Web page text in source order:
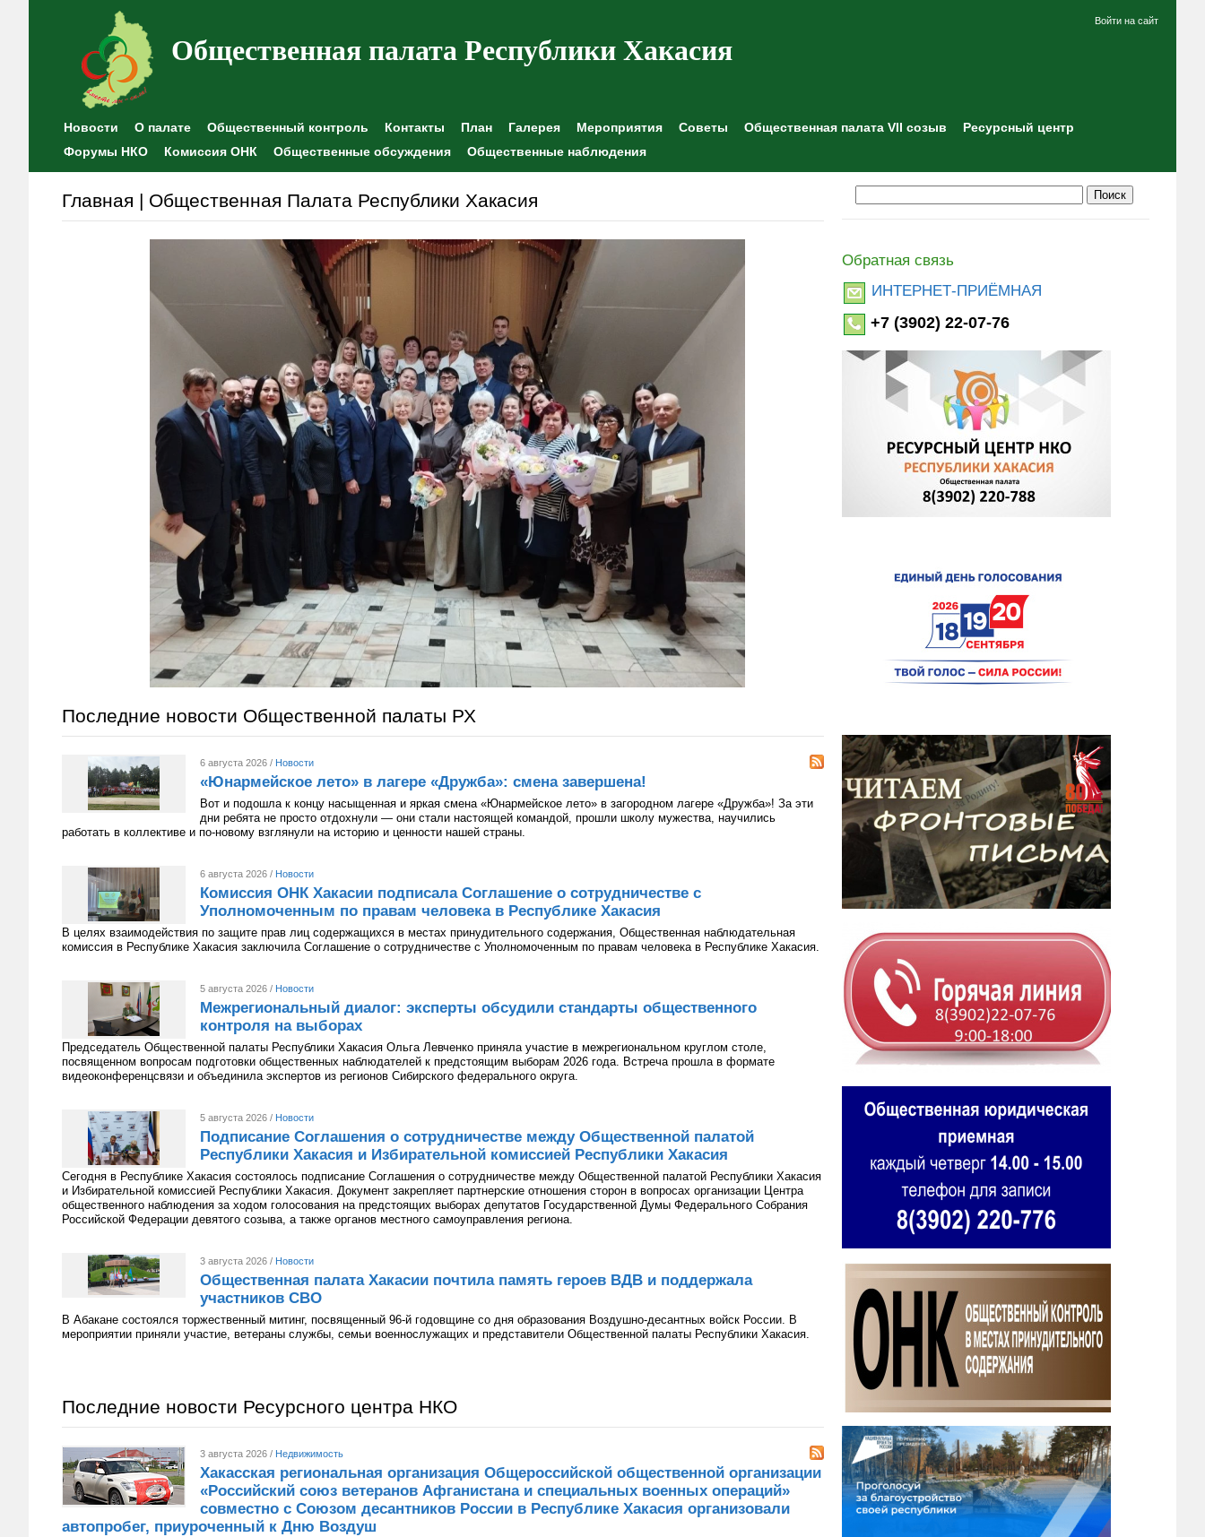
Общественная палата Республики Хакасия
Войти на сайт
Новости О палате Общественный контроль Контакты План Галерея Мероприятия Советы Общественная палата VII созыв
Ресурсный центр
Форумы НКО
Комиссия ОНК Общественные обсуждения Общественные наблюдения
Главная | Общественная Палата Республики Хакасия
Последние новости Общественной палаты РХ
6 августа 2026 / Новости
«Юнармейское лето» в лагере «Дружба»: смена завершена!
Вот и подошла к концу насыщенная и яркая смена «Юнармейское лето» в загородном лагере «Дружба»! За эти
дни ребята не просто отдохнули — они стали настоящей командой, прошли школу мужества, научились
работать в коллективе и по-новому взглянули на историю и ценности нашей страны.
6 августа 2026 / Новости
Комиссия ОНК Хакасии подписала Соглашение о сотрудничестве с
Уполномоченным по правам человека в Республике Хакасия
В целях взаимодействия по защите прав лиц содержащихся в местах принудительного содержания, Общественная наблюдательная
комиссия в Республике Хакасия заключила Соглашение о сотрудничестве с Уполномоченным по правам человека в Республике Хакасия.
5 августа 2026 / Новости
Межрегиональный диалог: эксперты обсудили стандарты общественного
контроля на выборах
Председатель Общественной палаты Республики Хакасия Ольга Левченко приняла участие в межрегиональном круглом столе,
посвященном вопросам подготовки общественных наблюдателей к предстоящим выборам 2026 года. Встреча прошла в формате
видеоконференцсвязи и объединила экспертов из регионов Сибирского федерального округа.
5 августа 2026 / Новости
Подписание Соглашения о сотрудничестве между Общественной палатой
Республики Хакасия и Избирательной комиссией Республики Хакасия
Сегодня в Республике Хакасия состоялось подписание Соглашения о сотрудничестве между Общественной палатой Республики Хакасия
и Избирательной комиссией Республики Хакасия. Документ закрепляет партнерские отношения сторон в вопросах организации Центра
общественного наблюдения за ходом голосования на предстоящих выборах депутатов Государственной Думы Федерального Собрания
Российской Федерации девятого созыва, а также органов местного самоуправления региона.
3 августа 2026 / Новости
Общественная палата Хакасии почтила память героев ВДВ и поддержала
участников СВО
В Абакане состоялся торжественный митинг, посвященный 96-й годовщине со дня образования Воздушно-десантных войск России. В
мероприятии приняли участие, ветераны службы, семьи военнослужащих и представители Общественной палаты Республики Хакасия.
Последние новости Ресурсного центра НКО
3 августа 2026 / Недвижимость
Хакасская региональная организация Общероссийской общественной организации
«Российский союз ветеранов Афганистана и специальных военных операций»
совместно с Союзом десантников России в Республике Хакасия организовали
автопробег, приуроченный к Дню Воздуш
Обратная связь
ИНТЕРНЕТ-ПРИЁМНАЯ
+7 (3902) 22-07-76